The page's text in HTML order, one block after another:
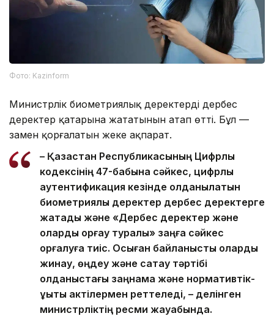
Фото: Kazinform
Министрлік биометриялық деректердің дербес
деректер қатарына жататынын атап өтті. Бұл —
заңмен қорғалатын жеке ақпарат.
– Қазақстан Республикасының Цифрлық
кодексінің 47-бабына сәйкес, цифрлық
аутентификация кезінде қолданылатын
биометриялық деректер дербес деректерге
жатады және «Дербес деректер және
оларды қорғау туралы» заңға сәйкес
қорғалуға тиіс. Осыған байланысты оларды
жинау, өңдеу және сақтау тәртібі
қолданыстағы заңнама және нормативтік-
құқықтық актілермен реттеледі, – делінген
министрліктің ресми жауабында.